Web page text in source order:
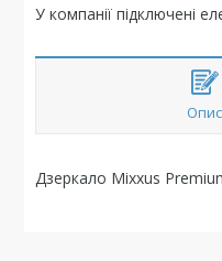
У компанії підключені
Опис
Дзеркало Mixxus